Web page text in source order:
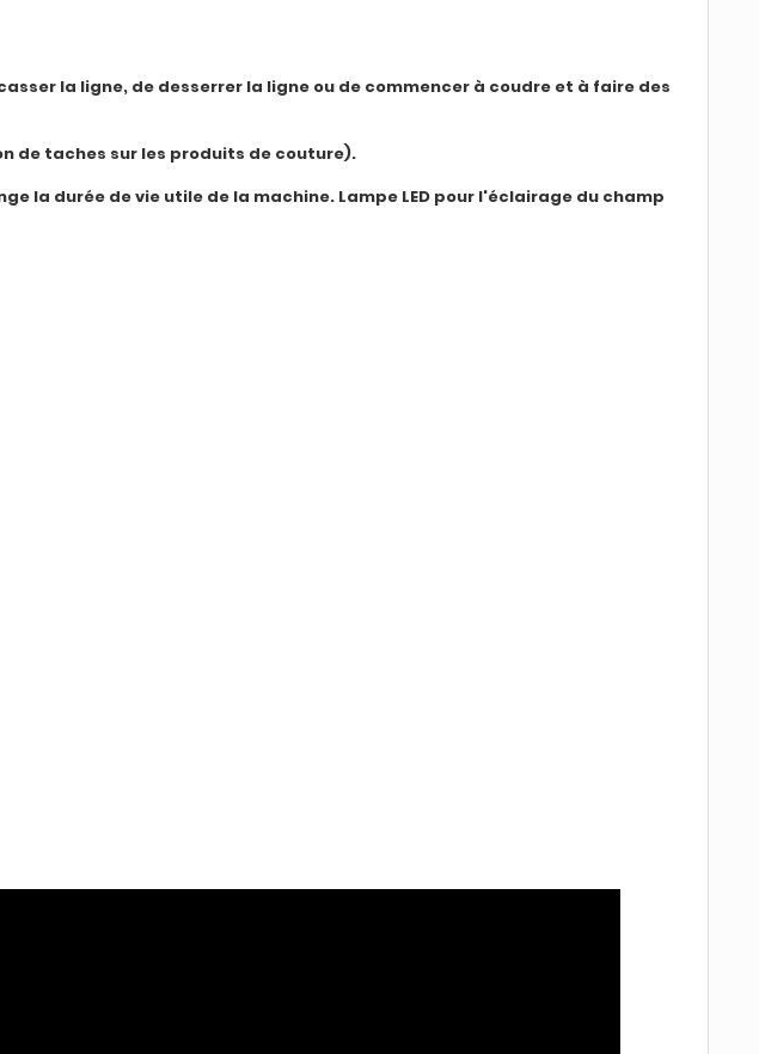
la ligne, de desserrer la ligne ou de commencer à coudre et à faire des
de taches sur les produits de couture).
la durée de vie utile de la machine. Lampe LED pour l'éclairage du champ